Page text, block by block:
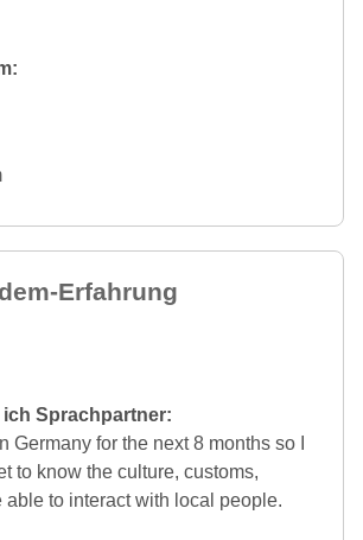
Erfahrung
Sprachpartner:
Germany for the next 8 months so I
to know the culture, customs,
able to interact with local people.